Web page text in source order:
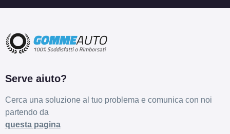
Serve aiuto?
Cerca una soluzione al tuo problema e comunica con noi
partendo da
questa pagina